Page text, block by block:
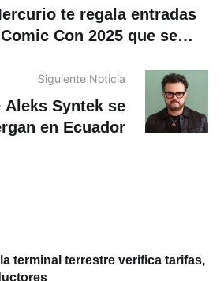
te regala entradas
Con 2025 que se
Siguiente Noticia
Syntek se
en Ecuador
terminal terrestre verifica tarifas,